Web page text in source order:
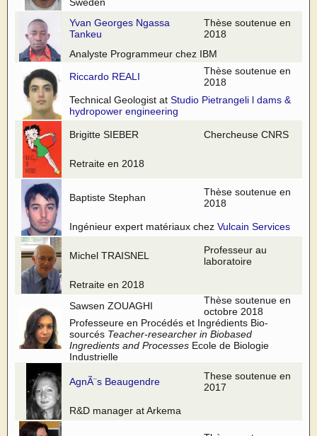
Yvan Georges Ngassa
Tankeu
Thèse soutenue en
2018
Analyste Programmeur chez IBM
Riccardo REALI
Thèse soutenue en
2018
Technical Geologist at Studio Pietrangeli l dams &
hydropower engineering
Brigitte SIEBER Chercheuse CNRS
Retraite en 2018
Baptiste Stephan
Thèse soutenue en
2018
Ingénieur expert matériaux chez Vulcain Services
Michel TRAISNEL
Professeur au
laboratoire
Retraite en 2018
Sawsen ZOUAGHI
Thèse soutenue en
octobre 2018
Professeure en Procédés et Ingrédients Bio-
sourcés Teacher-researcher in Biobased
Ingredients and Processes Ecole de Biologie
Industrielle
AgnÃ¨s Beaugendre
These soutenue en
2017
R&D manager at Arkema